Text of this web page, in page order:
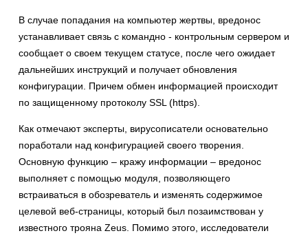
В случае попадания на компьютер жертвы, вредонос
устанавливает связь с командно - контрольным сервером и
сообщает о своем текущем статусе, после чего ожидает
дальнейших инструкций и получает обновления
конфигурации. Причем обмен информацией происходит
по защищенному протоколу SSL (https).
Как отмечают эксперты, вирусописатели основательно
поработали над конфигурацией своего творения.
Основную функцию – кражу информации – вредонос
выполняет с помощью модуля, позволяющего
встраиваться в обозреватель и изменять содержимое
целевой веб-страницы, который был позаимствован у
известного трояна Zeus. Помимо этого, исследователи